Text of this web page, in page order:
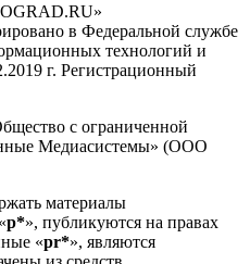
в Федеральной службе
технологий и
г. Регистрационный
с ограниченной
Медиасистемы» (ООО
материалы
р*», публикуются на правах
«рr*», являются